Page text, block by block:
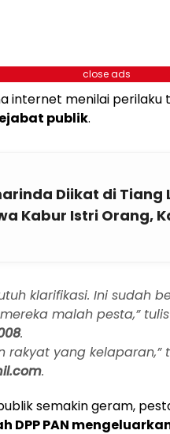
close ads
internet menilai perilaku
publik.
Diikat di Tiang
Kabur Istri Orang,
klarifikasi. Ini sudah
malah pesta,”
.
rakyat yang
.
semakin geram,
DPP PAN